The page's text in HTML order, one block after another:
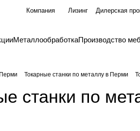
Компания Лизинг Дилерская
МеталлообработкаПроизводство
Токарные станки по металлу в Перми
станки по